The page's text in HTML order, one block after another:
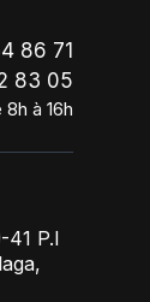
86 71
83 05
à 16h
41 P.I